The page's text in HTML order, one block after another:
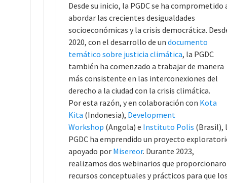
Desde su inicio, la PGDC se ha comprometido
abordar las crecientes desigualdades
socioeconómicas y la crisis democrática.
2020, con el desarrollo de un documento
temático sobre justicia climática, la PGDC
también ha comenzado a trabajar de manera
más consistente en las interconexiones del
derecho a la ciudad con la crisis climática.
Por esta razón, y en colaboración con Kota
Kita (Indonesia), Development
Workshop (Angola) e Instituto Polis (Brasil),
PGDC ha emprendido un proyecto
apoyado porMisereor. Durante 2023,
realizamos dos webinarios que
recursos conceptuales y prácticos para que